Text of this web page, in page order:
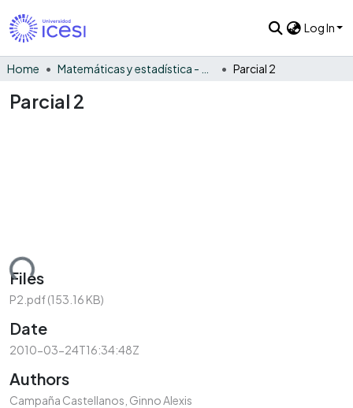
Log In
Home Parcial 2
Parcial 2
Files
P2.pdf(153.16 KB)
Date
2010-03-24T16:34:48Z
Authors
Campaña Castellanos, Ginno Alexis